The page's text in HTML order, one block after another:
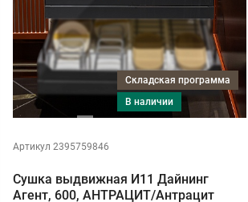
Складская программа
в наличии
Артикул 2395759846
Сушка выдвижная И11 Дайнинг
Агент, 600, АНТРАЦИТ/Антрацит